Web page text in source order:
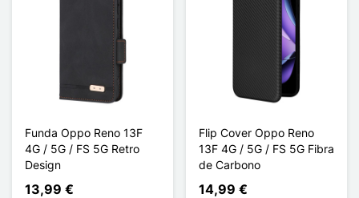
Funda Oppo Reno 13F
4G / 5G / FS 5G Retro
Design
13,99 €
Flip Cover Oppo Reno
13F 4G / 5G / FS 5G Fibra
de Carbono
14,99 €